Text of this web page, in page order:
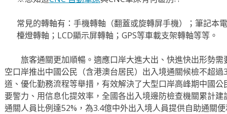
常見的轉軸有：手機轉軸（翻蓋或旋轉屏手機）；筆記本
檯燈轉軸；LCD顯示屏轉軸；GPS等車載支架轉軸等等。
旅客通關更加順暢。適應口岸大進大出、快進快出形勢需
空口岸推出中國公民（含港澳台居民）出入境通關候檢不超
道、優化勤務流程等舉措，有效解決了大型口岸高峰期中國
要警力、用信息化提效率，全國各出入境邊防檢查機關累計
通關人員比例達52%，為3.4億中外出入境人員提供自助通關